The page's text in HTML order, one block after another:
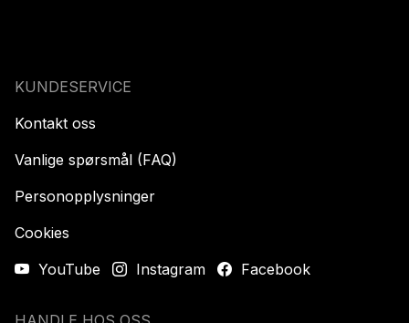
KUNDESERVICE
Kontakt oss
Vanlige spørsmål (FAQ)
Personopplysninger
Cookies
YouTube
Instagram Facebook